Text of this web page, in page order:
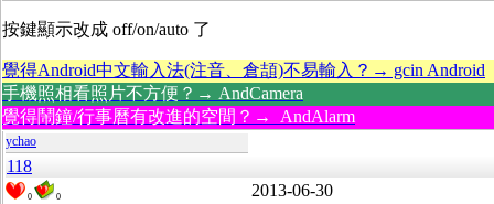
按鍵顯示改成 off/on/auto 了
覺得Android中文輸入法(注音、倉頡)不易輸入？→ gcin Android
手機照相看照片不方便？→ AndCamera
覺得鬧鐘/行事曆有改進的空間？→ AndAlarm
ychao
118
0 0 2013-06-30